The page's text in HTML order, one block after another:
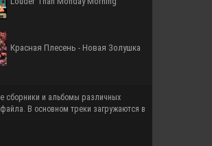
Красная Плесень - Новая Золушка
В основном треки загружаются в